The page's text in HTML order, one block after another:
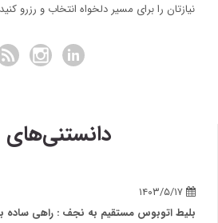
نیازتان را برای مسیر دلخواه انتخاب و رزرو
بلیط اتوبوس مستقیم به نجف : راهی ساده